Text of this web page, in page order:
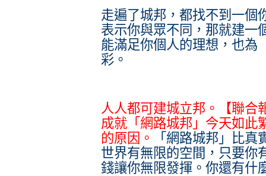
走遍了城邦，都找不到一個
表示你與眾不同，那就建一
能滿足你個人的理想，也為
彩。
人人都可建城立邦。【聯合
成就「網路城邦」今天如此
的原因。
「網路城邦」比
世界有無限的空間，只要你
錢讓你無限發揮。你還有什